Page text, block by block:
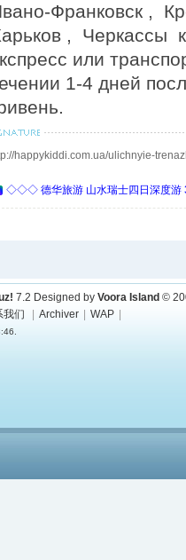
Франковск ,
, Черкассы
или
1-4 дней
happykiddi.com.ua/ulichnyie-
◇◇◇ 德华旅游 山水瑞士四日深度
7.2 Designed by Voora Island ©
我们 Archiver WAP